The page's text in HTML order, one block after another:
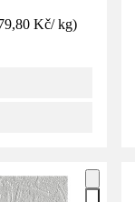
Kč/ kg)